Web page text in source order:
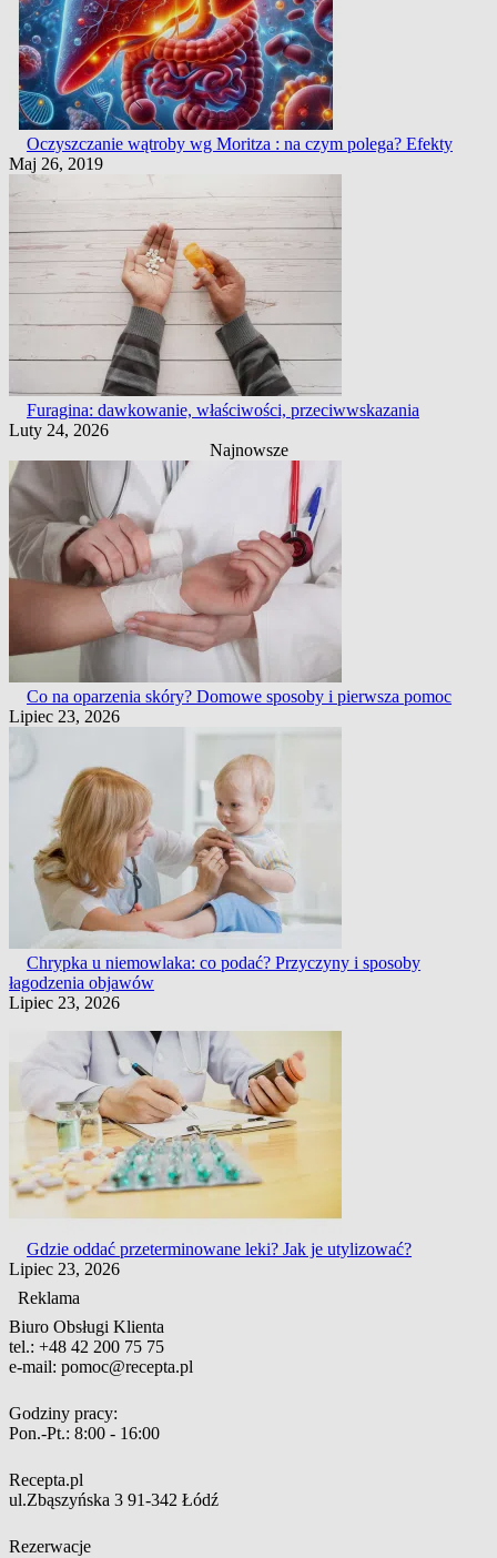
Oczyszczanie wątroby wg Moritza : na czym polega? Efekty
Maj 26, 2019
Furagina: dawkowanie, właściwości, przeciwwskazania
Luty 24, 2026
Najnowsze
Co na oparzenia skóry? Domowe sposoby i pierwsza pomoc
Lipiec 23, 2026
Chrypka u niemowlaka: co podać? Przyczyny i sposoby
łagodzenia objawów
Lipiec 23, 2026
Gdzie oddać przeterminowane leki? Jak je utylizować?
Lipiec 23, 2026
Reklama
Biuro Obsługi Klienta
tel.: +48 42 200 75 75
e-mail: pomoc@recepta.pl
Godziny pracy:
Pon.-Pt.: 8:00 - 16:00
Recepta.pl
ul.Zbąszyńska 3 91-342 Łódź
Rezerwacje